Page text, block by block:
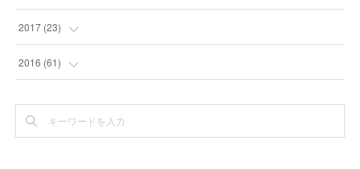
(10 )
(10
(3)
(5
(5
(9
2017(23)
(5
(
2016 (61)
(